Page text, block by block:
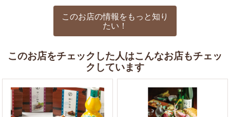
このお店の情報をもっと知り
たい！
このお店をチェックした人はこんなお店もチェッ
クしています